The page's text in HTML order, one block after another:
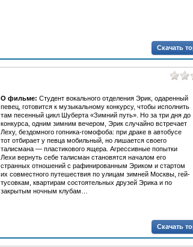
Скачать
О фильме: Студент вокального отделения Эрик, одаренный
певец, готовится к музыкальному конкурсу, чтобы исполнить
там песенный цикл Шуберта «Зимний путь». Но за три дня до
конкурса, одним зимним вечером, Эрик случайно встречает
Леху, бездомного гопника-гомофоба: при драке в автобусе
тот отбирает у певца мобильный, но лишается своего
талисмана — пластикового ящера. Агрессивные попытки
Лехи вернуть себе талисман становятся началом его
странных отношений с рафинированным Эриком и стартом
их совместного путешествия по улицам зимней Москвы, гей-
тусовкам, квартирам состоятельных друзей Эрика и по
закрытым ночным клубам…
Скачать